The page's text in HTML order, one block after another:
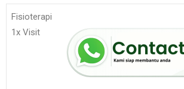
Fisioterapi
1x Visit